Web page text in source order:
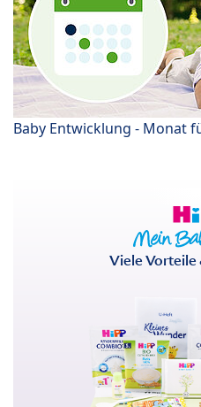
Baby Entwicklung - Monat
Viele Vorteile